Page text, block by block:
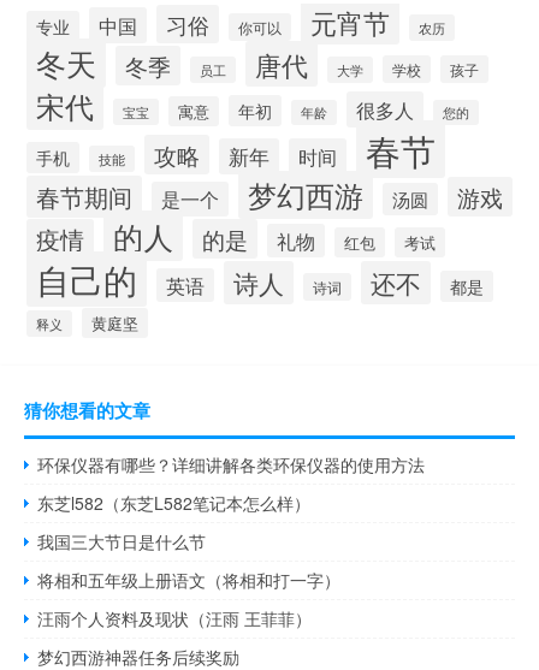
专业 中国 习俗 你可以 元宵节 农历
冬天 冬季 员工 唐代 大学 学校 孩子
宋代 宝宝 寓意 年初 年龄 很多人 您的
手机 技能 攻略 新年 时间 春节
春节期间 是一个 梦幻西游 汤圆 游戏
疫情 的人 的是 礼物 红包 考试
自己的 英语 诗人 诗词 还不 都是
释义 黄庭坚
猜你想看的文章
环保仪器有哪些？详细讲解各类环保仪器的使用方法
东芝l582（东芝L582笔记本怎么样）
我国三大节日是什么节
将相和五年级上册语文（将相和打一字）
汪雨个人资料及现状（汪雨 王菲菲）
梦幻西游神器任务后续奖励